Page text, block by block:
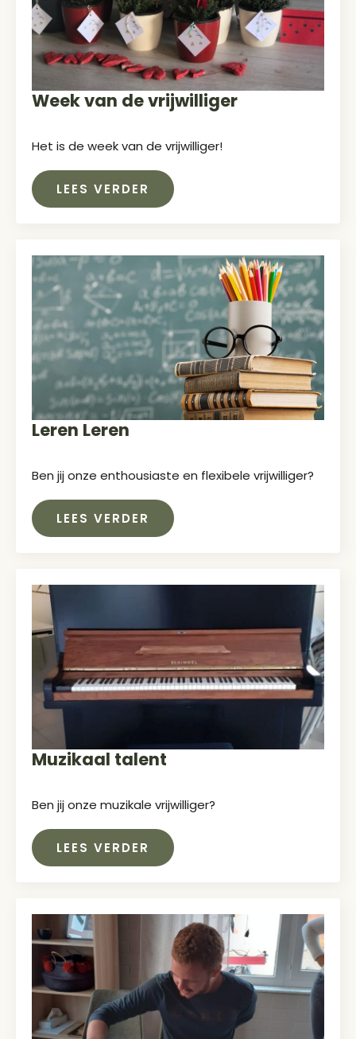
Week van de vrijwilliger
Het is de week van de vrijwilliger!
LEES VERDER
Leren Leren
Ben jij onze enthousiaste en flexibele vrijwilliger?
LEES VERDER
Muzikaal talent
Ben jij onze muzikale vrijwilliger?
LEES VERDER